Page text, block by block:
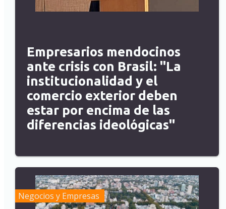
Empresarios mendocinos
ante crisis con Brasil: "La
institucionalidad y el
comercio exterior deben
estar por encima de las
diferencias ideológicas"
Negocios y Empresas